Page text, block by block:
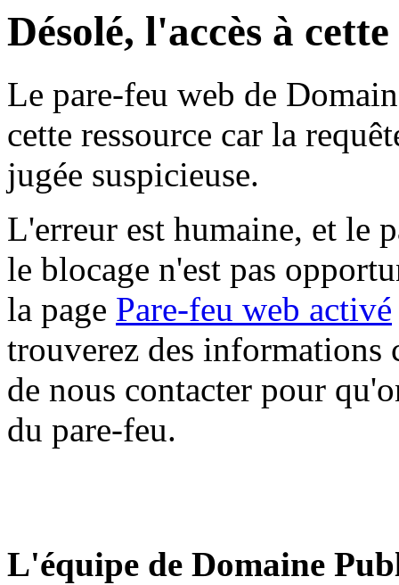
Désolé, l'accès à
Le pare-feu web de
cette ressource car la
jugée suspicieuse.
L'erreur est humaine, et le
le blocage n'est pas
la page Pare-feu web activé
trouverez des informations
de nous contacter pour
du pare-feu.
L'équipe de Domaine